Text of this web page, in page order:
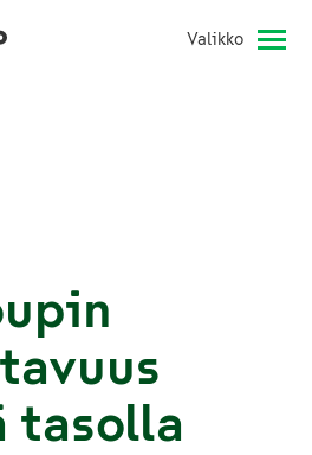
Valikko
tasolla